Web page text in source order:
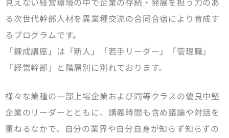
る次世代幹部人材を異業種交流の合同合宿により育成す
るプログラムです。
「錬成講座」は「新人」「若手リーダー」「管理職」
「経営幹部」と階層別に別れております。
様々な業種の一部上場企業および同等クラスの優良中堅
企業のリーダーとともに、講義時間も含め議論や対話を
重ねるなかで、自分の業界や自分自身が知らず知らずの